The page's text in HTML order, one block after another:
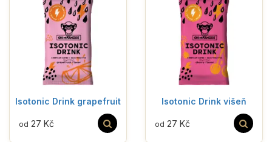
Isotonic Drink grapefruit
od 27 Kč
Isotonic Drink višeň
od 27 Kč